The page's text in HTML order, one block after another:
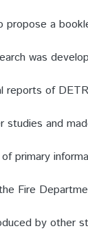
propose a
was
reports of
and
primary
Fire
by other